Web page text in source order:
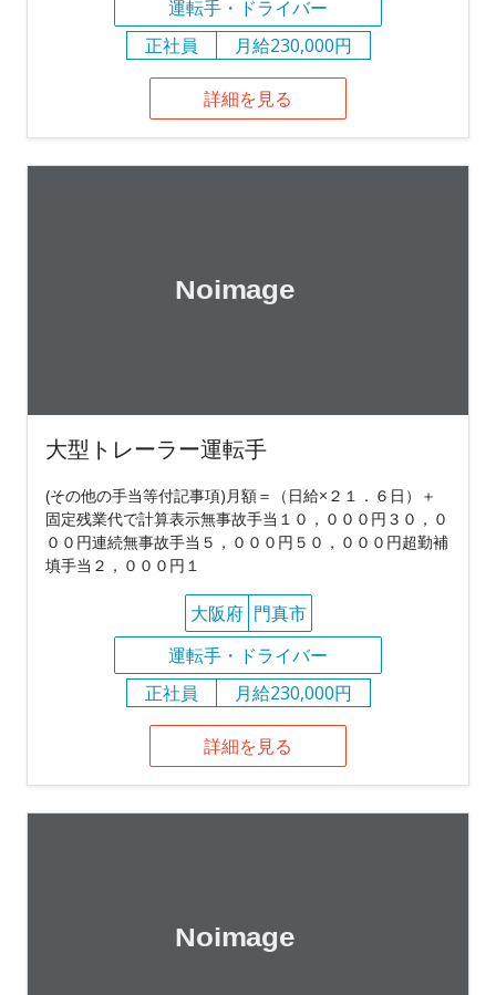
運転手・ドライバー
正社員
月給230,000円
詳細を見る
大型トレーラー運転手
(その他の手当等付記事項)月額＝（日給×２１．６日）＋
固定残業代で計算表示無事故手当１０，０００円３０，０
００円連続無事故手当５，０００円５０，０００円超勤補
填手当２，０００円１
大阪府 門真市
運転手・ドライバー
正社員
月給230,000円
詳細を見る